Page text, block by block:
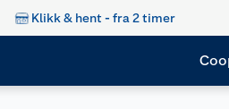
Klikk & hent - fra 2 timer